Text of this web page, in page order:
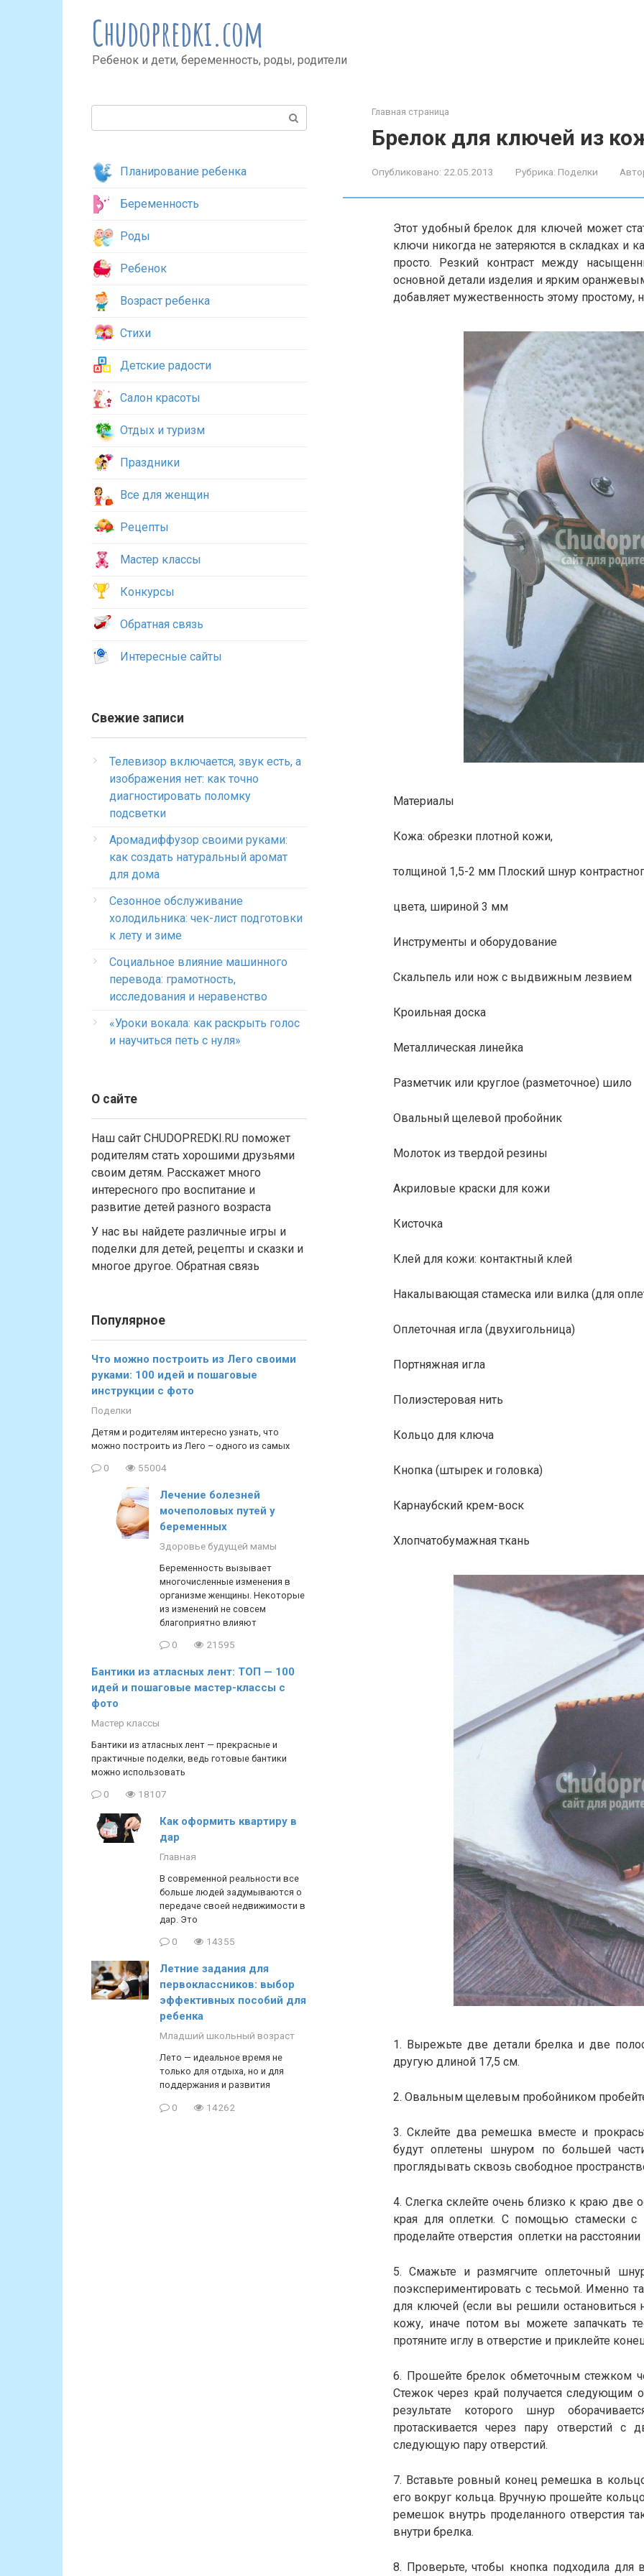
Chudopredki.com
Ребенок и дети, беременность, роды, родители
Главная страница
Брелок для ключей из
Опубликовано: 22.05.2013 Рубрика: Поделки
Этот удобный брелок для ключей может
ключи никогда не затеряются в складках и
просто. Резкий контраст между
основной детали изделия и ярким
добавляет мужественность этому простому,
Материалы
Кожа: обрезки плотной кожи,
толщиной 1,5-2 мм Плоский шнур
цвета, шириной 3 мм
Инструменты и оборудование
Скальпель или нож с выдвижным лезвием
Кроильная доска
Металлическая линейка
Разметчик или круглое (разметочное) шило
Овальный щелевой пробойник
Молоток из твердой резины
Акриловые краски для кожи
Кисточка
Клей для кожи: контактный клей
Накалывающая стамеска или вилка (для
Оплеточная игла (двухигольница)
Портняжная игла
Полиэстеровая нить
Кольцо для ключа
Кнопка (штырек и головка)
Карнаубский крем-воск
Хлопчатобумажная ткань
1. Вырежьте две детали брелка и две
другую длиной 17,5 см.
2. Овальным щелевым пробойником пробейте
3. Склейте два ремешка вместе и
будут оплетены шнуром по большей
проглядывать сквозь свободное
4. Слегка склейте очень близко к краю две
края для оплетки. С помощью стамески
проделайте отверстия оплетки на
5. Смажьте и размягчите оплеточный
поэкспериментировать с тесьмой. Именно
для ключей (если вы решили остановиться
кожу, иначе потом вы можете запачкать
протяните иглу в отверстие и приклейте
6. Прошейте брелок обметочным стежком
Стежок через край получается следующим
результате которого шнур
протаскивается через пару отверстий
следующую пару отверстий.
7. Вставьте ровный конец ремешка в
его вокруг кольца. Вручную прошейте
ремешок внутрь проделанного отверстия
внутри брелка.
8. Проверьте, чтобы кнопка подходила
Планирование ребенка
Беременность
Роды
Ребенок
Возраст ребенка
Стихи
Детские радости
Салон красоты
Отдых и туризм
Праздники
Все для женщин
Рецепты
Мастер классы
Конкурсы
Обратная связь
Интересные сайты
Свежие записи
Телевизор включается, звук есть, а
изображения нет: как точно
диагностировать поломку
подсветки
Аромадиффузор своими руками:
как создать натуральный аромат
для дома
Сезонное обслуживание
холодильника: чек-лист подготовки
к лету и зиме
Социальное влияние машинного
перевода: грамотность,
исследования и неравенство
«Уроки вокала: как раскрыть голос
и научиться петь с нуля»
О сайте
Наш сайт CHUDOPREDKI.RU поможет
родителям стать хорошими друзьями
своим детям. Расскажет много
интересного про воспитание и
развитие детей разного возраста
У нас вы найдете различные игры и
поделки для детей, рецепты и сказки и
многое другое. Обратная связь
Популярное
Что можно построить из Лего своими
руками: 100 идей и пошаговые
инструкции с фото
Поделки
Детям и родителям интересно узнать, что
можно построить из Лего – одного из самых
0 55004
Лечение болезней
мочеполовых путей у
беременных
Здоровье будущей мамы
Беременность вызывает
многочисленные изменения в
организме женщины. Некоторые
из изменений не совсем
благоприятно влияют
0 21595
Бантики из атласных лент: ТОП — 100
идей и пошаговые мастер-классы с
фото
Мастер классы
Бантики из атласных лент — прекрасные и
практичные поделки, ведь готовые бантики
можно использовать
0 18107
Как оформить квартиру в
дар
Главная
В современной реальности все
больше людей задумываются о
передаче своей недвижимости в
дар. Это
0 14355
Летние задания для
первоклассников: выбор
эффективных пособий для
ребенка
Младший школьный возраст
Лето — идеальное время не
только для отдыха, но и для
поддержания и развития
0 14262